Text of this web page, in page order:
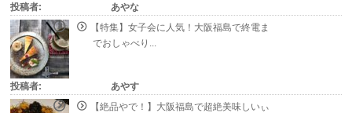
投稿者:
あやな
【特集】女子会に人気！大阪福島で終電ま
でおしゃべり...
投稿者:
あやす
【絶品やで！】大阪福島で超絶美味しいぃ